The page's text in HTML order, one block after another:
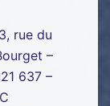
rue du
–
637 –